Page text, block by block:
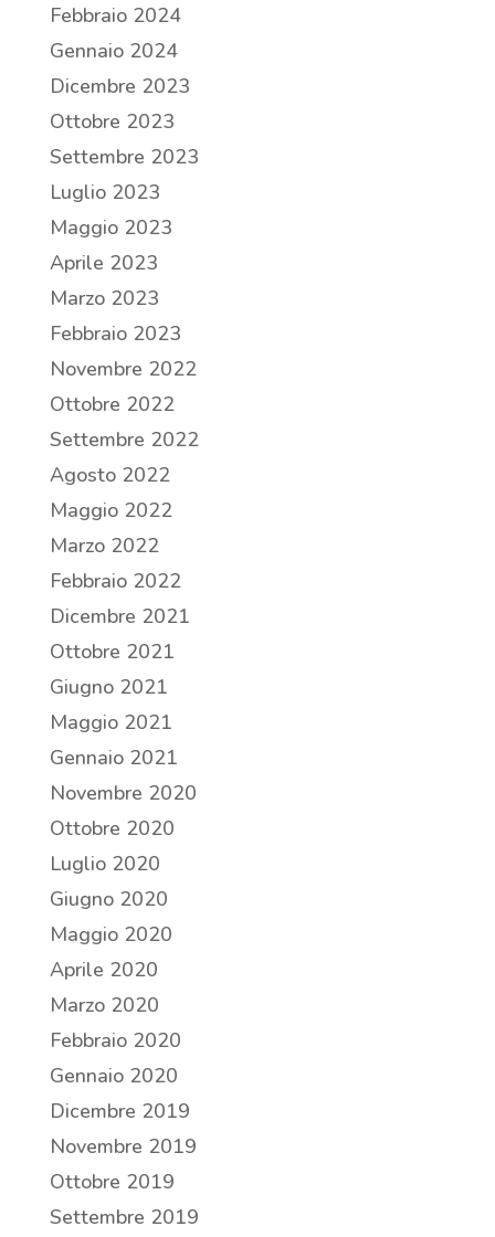
Febbraio 2024
Gennaio 2024
Dicembre 2023
Ottobre 2023
Settembre 2023
Luglio 2023
Maggio 2023
Aprile 2023
Marzo 2023
Febbraio 2023
Novembre 2022
Ottobre 2022
Settembre 2022
Agosto 2022
Maggio 2022
Marzo 2022
Febbraio 2022
Dicembre 2021
Ottobre 2021
Giugno 2021
Maggio 2021
Gennaio 2021
Novembre 2020
Ottobre 2020
Luglio 2020
Giugno 2020
Maggio 2020
Aprile 2020
Marzo 2020
Febbraio 2020
Gennaio 2020
Dicembre 2019
Novembre 2019
Ottobre 2019
Settembre 2019